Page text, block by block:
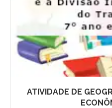
ATIVIDADE DE